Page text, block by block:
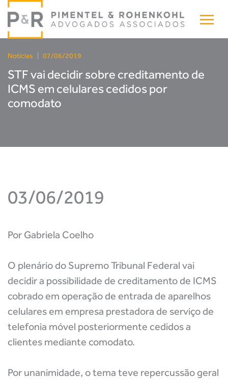
Notícias 07/06/2019
STF vai decidir sobre creditamento de
ICMS em celulares cedidos por
comodato
03/06/2019
Por Gabriela Coelho
O plenário do Supremo Tribunal Federal vai
decidir a possibilidade de creditamento de ICMS
cobrado em operação de entrada de aparelhos
celulares em empresa prestadora de serviço de
telefonia móvel posteriormente cedidos a
clientes mediante comodato.
Por unanimidade, o tema teve repercussão geral